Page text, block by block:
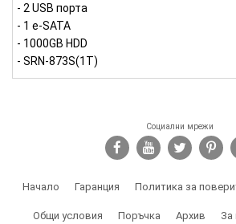
- 2 USB порта
- 1 е-SATA
- 1000GB HDD
- SRN-873S(1T)
Социални мрежи
Начало Гаранция Политика за
Общи условия Поръчка Архив За